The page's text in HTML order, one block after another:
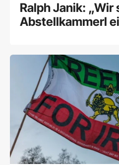
Ralph Janik: „Wir
Abstellkammerl